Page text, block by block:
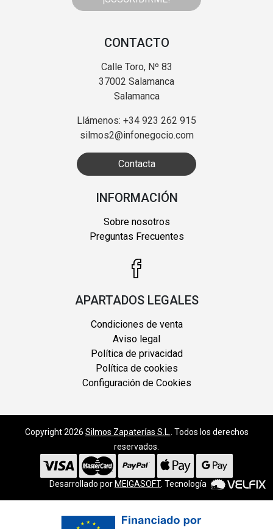
CONTACTO
Calle Toro, Nº 83
37002 Salamanca
Salamanca
Llámenos: +34 923 262 915
silmos2@infonegocio.com
Contacta
INFORMACIÓN
Sobre nosotros
Preguntas Frecuentes
APARTADOS LEGALES
Condiciones de venta
Aviso legal
Política de privacidad
Política de cookies
Configuración de Cookies
Copyright 2026 Silmos Zapaterías S.L.
. Todos los derechos
reservados.
Desarrollado por MEIGASOFT. Tecnología